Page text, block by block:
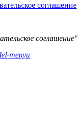
соглашение
соглашение"
menyu